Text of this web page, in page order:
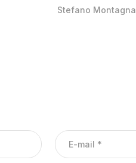
Stefano Montagna